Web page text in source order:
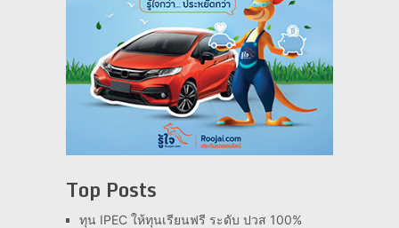
Top Posts
ทุน IPEC ให้ทุนเรียนฟรี ระดับ ปวส 100%